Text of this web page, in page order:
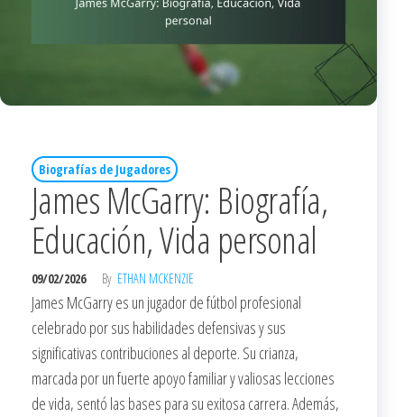
Biografías de Jugadores
James McGarry: Biografía,
Educación, Vida personal
09/02/2026 By ETHAN MCKENZIE
James McGarry es un jugador de fútbol profesional
celebrado por sus habilidades defensivas y sus
significativas contribuciones al deporte. Su crianza,
marcada por un fuerte apoyo familiar y valiosas lecciones
de vida, sentó las bases para su exitosa carrera. Además,